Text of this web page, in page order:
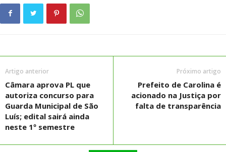
Artigo anterior
Câmara aprova PL que
autoriza concurso para
Guarda Municipal de São
Luís; edital sairá ainda
neste 1º semestre
Próximo artigo
Prefeito de Carolina é
acionado na Justiça por
falta de transparência